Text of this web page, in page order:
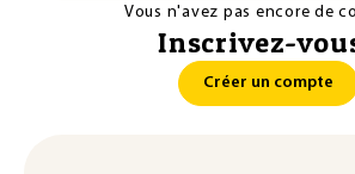
Vous n'avez pas encore de
Inscrivez-
Créer un compte